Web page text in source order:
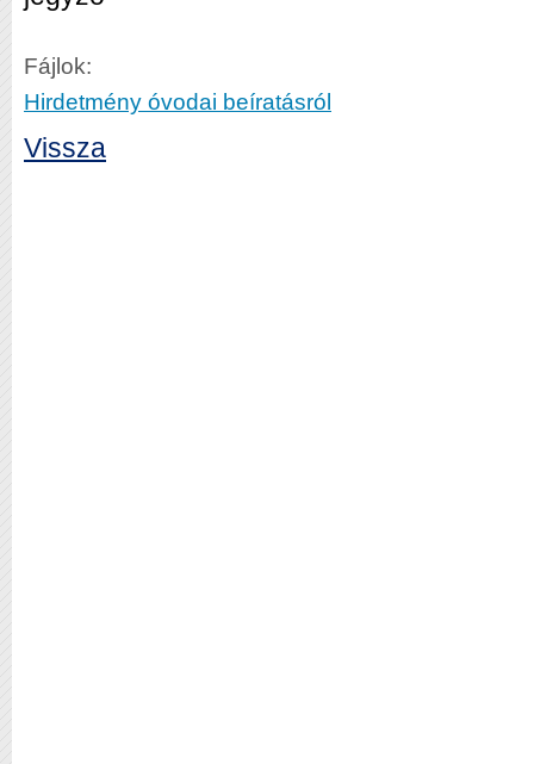
Fájlok:
Hirdetmény óvodai beíratásról
Vissza